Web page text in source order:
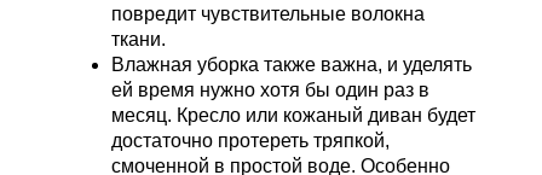
повредит чувствительные волокна
ткани.
Влажная уборка также важна, и уделять
ей время нужно хотя бы один раз в
месяц. Кресло или кожаный диван будет
достаточно протереть тряпкой,
смоченной в простой воде. Особенно